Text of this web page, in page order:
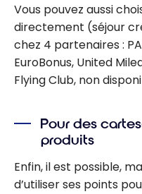
Vous pouvez aussi
directement (séjour
chez 4 partenaires :
EuroBonus, United
Flying Club, non
Pour des
produits
Enfin, il est possible,
d’utiliser ses points